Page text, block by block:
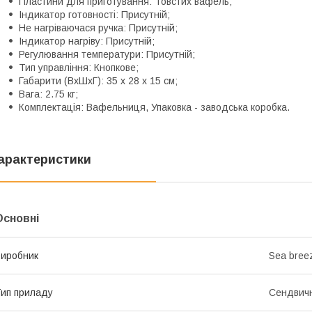
Індикатор готовності: Присутній;
Не нагріваючася ручка: Присутній;
Індикатор нагріву: Присутній;
Регулювання температури: Присутній;
Тип управління: Кнопкове;
Габарити (ВхШхГ): 35 x 28 x 15 см;
Вага: 2.75 кг;
Комплектація: Вафельниця, Упаковка - заводська коробка.
Sea
приладу